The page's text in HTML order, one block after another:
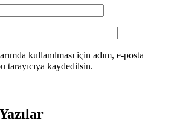
kullanılması için adım, e-posta
tarayıcıya kaydedilsin.